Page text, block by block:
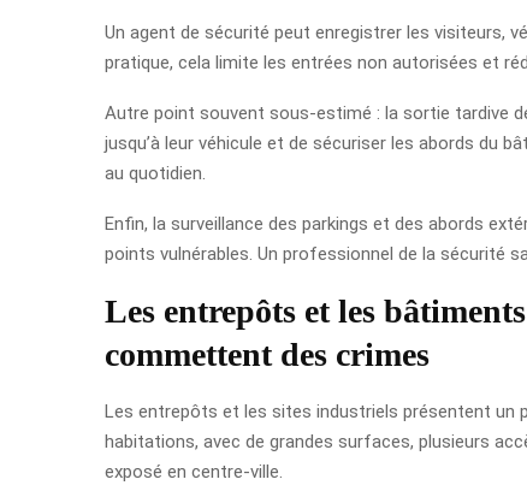
Un agent de sécurité peut enregistrer les visiteurs,
pratique, cela limite les entrées non autorisées et
Autre point souvent sous-estimé : la sortie tardive
jusqu’à leur véhicule et de sécuriser les abords du
au quotidien.
Enfin, la surveillance des parkings et des abords
points vulnérables. Un professionnel de la sécurité
Les entrepôts et les
commettent des crimes
Les entrepôts et les sites industriels présentent un
habitations, avec de grandes surfaces, plusieurs
exposé en centre-ville.